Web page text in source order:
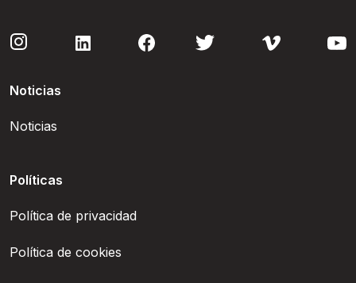
Noticias
Noticias
Políticas
Política de privacidad
Política de cookies